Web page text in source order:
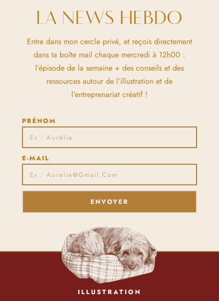
LA NEWS HEBDO
Entre dans mon cercle privé, et reçois directement
dans ta boîte mail chaque mercredi à 12h00 :
l’épisode de la semaine + des conseils et des
ressources autour de l’illustration et de
l’entreprenariat créatif !
PRÉNOM
E-MAIL
ENVOYER
ILLUSTRATION